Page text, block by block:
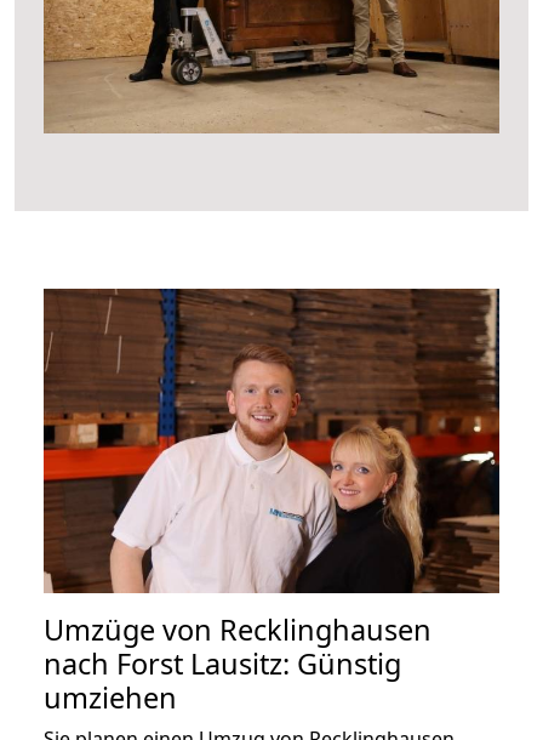
Umzüge von Recklinghausen
nach Forst Lausitz: Günstig
umziehen